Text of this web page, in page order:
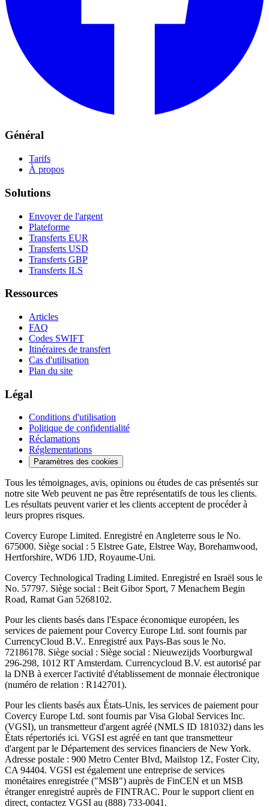
Général
Tarifs
À propos
Solutions
Envoyer de l'argent
Plateforme
Transferts EUR
Transferts USD
Transferts GBP
Transferts ILS
Ressources
Articles
FAQ
Codes SWIFT
Itinéraires de transfert
Cas d'utilisation
Plan du site
Légal
Conditions d'utilisation
Politique de confidentialité
Réclamations
Réglementations
Paramètres des cookies
Tous les témoignages, avis, opinions ou études de cas présentés sur
notre site Web peuvent ne pas être représentatifs de tous les clients.
Les résultats peuvent varier et les clients acceptent de procéder à
leurs propres risques.
Covercy Europe Limited. Enregistré en Angleterre sous le No.
675000. Siège social : 5 Elstree Gate, Elstree Way, Borehamwood,
Hertforshire, WD6 1JD, Royaume-Uni.
Covercy Technological Trading Limited. Enregistré en Israël sous le
No. 57797. Siège social : Beit Gibor Sport, 7 Menachem Begin
Road, Ramat Gan 5268102.
Pour les clients basés dans l'Espace économique européen, les
services de paiement pour Covercy Europe Ltd. sont fournis par
CurrencyCloud B.V.. Enregistré aux Pays-Bas sous le No.
72186178. Siège social : Siège social : Nieuwezijds Voorburgwal
296-298, 1012 RT Amsterdam. Currencycloud B.V. est autorisé par
la DNB à exercer l'activité d'établissement de monnaie électronique
(numéro de relation : R142701).
Pour les clients basés aux États-Unis, les services de paiement pour
Covercy Europe Ltd. sont fournis par Visa Global Services Inc.
(VGSI), un transmetteur d'argent agréé (NMLS ID 181032) dans les
États répertoriés ici. VGSI est agréé en tant que transmetteur
d'argent par le Département des services financiers de New York.
Adresse postale : 900 Metro Center Blvd, Mailstop 1Z, Foster City,
CA 94404. VGSI est également une entreprise de services
monétaires enregistrée ("MSB") auprès de FinCEN et un MSB
étranger enregistré auprès de FINTRAC. Pour le support client en
direct, contactez VGSI au (888) 733-0041.